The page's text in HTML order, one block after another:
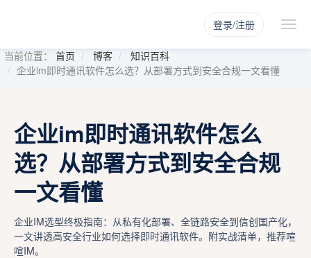
登录/注册
当前位置： 首页 博客
知识百科
企业im即时通讯软件怎么选？从部署方式到安全合规一文看懂
企业im即时通讯软件怎么
选？从部署方式到安全合规
一文看懂
企业IM选型终极指南：从私有化部署、全链路安全到信创国产化，
一文讲透高安全行业如何选择即时通讯软件。附实战清单，推荐喧
喧IM。